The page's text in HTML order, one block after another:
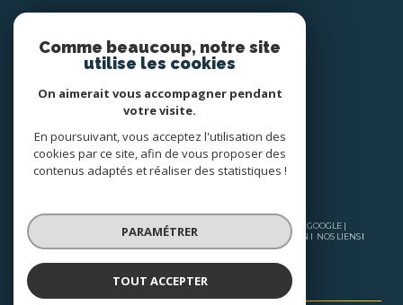
ADHÉRONS
© 2026 | TOUS DROITS RÉSERVÉS | TRADUCTION POWERED BY GOOGLE |
PLAN DU SITE MENTIONS LÉGALES ADMIN
NOS LIENS
POLITIQUE RGPD
COOKIES
Comme beaucoup, notre site
utilise les cookies
On aimerait vous accompagner pendant
votre visite.
En poursuivant, vous acceptez l'utilisation des
cookies par ce site, afin de vous proposer des
contenus adaptés et réaliser des statistiques !
PARAMÉTRER
TOUT ACCEPTER